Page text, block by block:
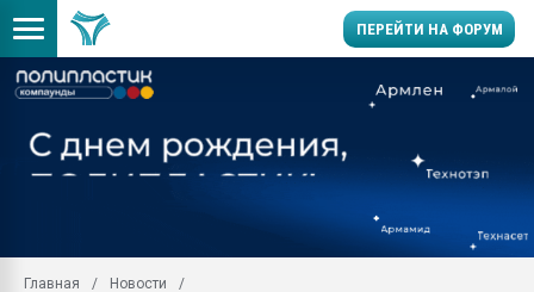
ПЕРЕЙТИ НА ФОРУМ
заводу пластмасс"
Главная
Новости